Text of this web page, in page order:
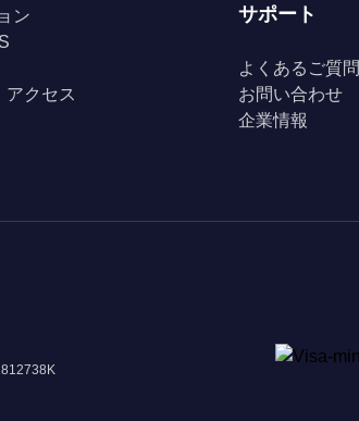
ン
アクセス
サポート
よくあるご質問
お問い合わせ
企業情報